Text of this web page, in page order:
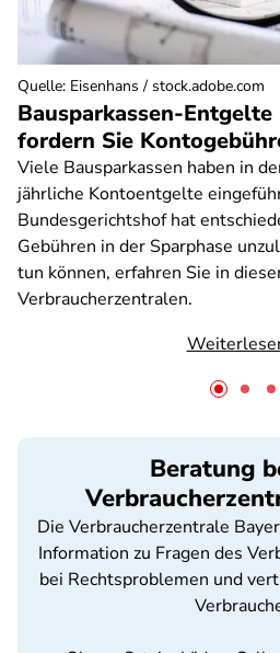
Bausparkassen-Entgelte
fordern Sie
Viele Bausparkassen haben in
jährliche Kontoentgelte
Bundesgerichtshof hat
Gebühren in der Sparphase
tun können, erfahren Sie in
Verbraucherzentralen.
Quelle: Eisenhans / stock.adobe.com
Beratung
Die Verbraucherzentrale
Information zu Fragen des
bei Rechtsproblemen und